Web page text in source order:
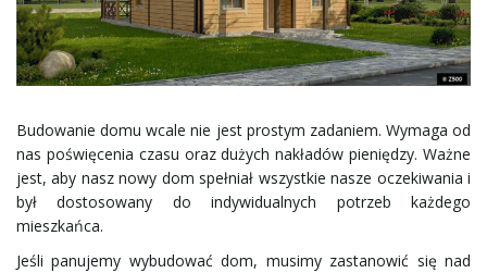
ą
c
Budowanie domu wcale nie jest prostym zadaniem. Wymaga od
nas poświęcenia czasu oraz dużych nakładów pieniędzy. Ważne
jest, aby nasz nowy dom spełniał wszystkie nasze oczekiwania i
był dostosowany do indywidualnych potrzeb każdego
mieszkańca.
Jeśli panujemy wybudować dom, musimy zastanowić się nad